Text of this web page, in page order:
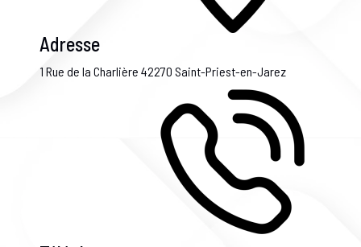
Adresse
1 Rue de la Charlière 42270 Saint-Priest-en-Jarez